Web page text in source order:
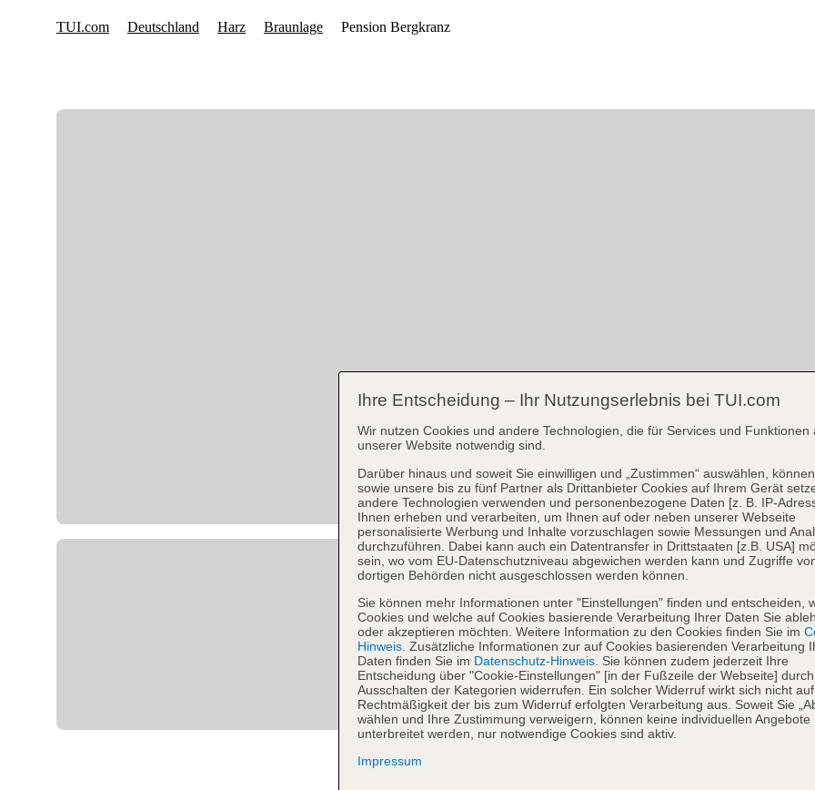
Ihre Entscheidung – Ihr Nutzungserlebnis bei TUI.com
Wir nutzen Cookies und andere Technologien, die für Services und Funktionen
unserer Website notwendig sind.
Darüber hinaus und soweit Sie einwilligen und „Zustimmen“ auswählen,
sowie unsere bis zu fünf Partner als Drittanbieter Cookies auf Ihrem Gerät
andere Technologien verwenden und personenbezogene Daten [z. B. IP-
Ihnen erheben und verarbeiten, um Ihnen auf oder neben unserer Webseite
personalisierte Werbung und Inhalte vorzuschlagen sowie Messungen und
durchzuführen. Dabei kann auch ein Datentransfer in Drittstaaten [z.B. USA]
sein, wo vom EU-Datenschutzniveau abgewichen werden kann und Zugriffe
dortigen Behörden nicht ausgeschlossen werden können.
Sie können mehr Informationen unter "Einstellungen" finden und entscheiden,
Cookies und welche auf Cookies basierende Verarbeitung Ihrer Daten Sie
oder akzeptieren möchten. Weitere Information zu den Cookies finden Sie im
Hinweis . Zusätzliche Informationen zur auf Cookies basierenden Verarbeitung
Daten finden Sie im Datenschutz-Hinweis . Sie können zudem jederzeit Ihre
Entscheidung über "Cookie-Einstellungen" [in der Fußzeile der Webseite] durch
Ausschalten der Kategorien widerrufen. Ein solcher Widerruf wirkt sich nicht
Rechtmäßigkeit der bis zum Widerruf erfolgten Verarbeitung aus. Soweit Sie
wählen und Ihre Zustimmung verweigern, können keine individuellen Angebote
unterbreitet werden, nur notwendige Cookies sind aktiv.
Impressum